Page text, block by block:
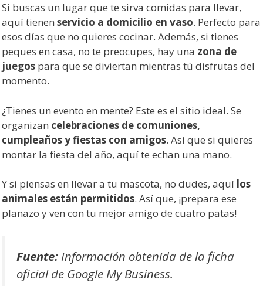
Si buscas un lugar que te sirva comidas para llevar,
aquí tienen servicio a domicilio en vaso. Perfecto para
esos días que no quieres cocinar. Además, si tienes
peques en casa, no te preocupes, hay una zona de
juegos para que se diviertan mientras tú disfrutas del
momento.
¿Tienes un evento en mente? Este es el sitio ideal. Se
organizan celebraciones de comuniones,
cumpleaños y fiestas con amigos. Así que si quieres
montar la fiesta del año, aquí te echan una mano.
Y si piensas en llevar a tu mascota, no dudes, aquí los
animales están permitidos. Así que, ¡prepara ese
planazo y ven con tu mejor amigo de cuatro patas!
Fuente: Información obtenida de la ficha
oficial de Google My Business.